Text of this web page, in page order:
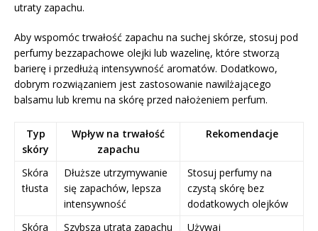
utraty zapachu.
Aby wspomóc trwałość zapachu na suchej skórze, stosuj pod
perfumy bezzapachowe olejki lub wazelinę, które stworzą
barierę i przedłużą intensywność aromatów. Dodatkowo,
dobrym rozwiązaniem jest zastosowanie nawilżającego
balsamu lub kremu na skórę przed nałożeniem perfum.
Typ
skóry
Wpływ na trwałość
zapachu
Rekomendacje
Skóra
tłusta
Dłuższe utrzymywanie
się zapachów, lepsza
intensywność
Stosuj perfumy na
czystą skórę bez
dodatkowych olejków
Skóra
Szybsza utrata zapachu
Używaj